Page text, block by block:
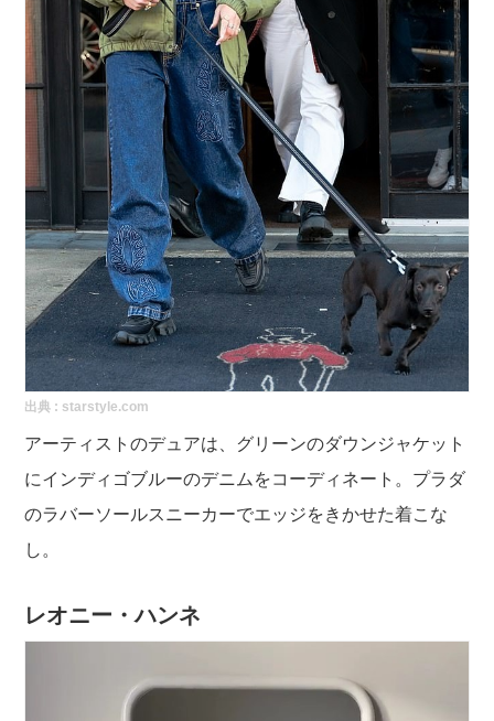
出典 : starstyle.com
アーティストのデュアは、グリーンのダウンジャケット
にインディゴブルーのデニムをコーディネート。プラダ
のラバーソールスニーカーでエッジをきかせた着こな
し。
レオニー・ハンネ